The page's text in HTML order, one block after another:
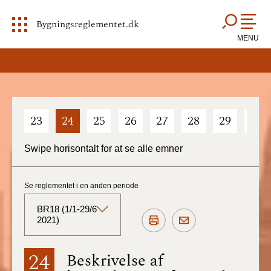
Bygningsreglementet.dk
MENU
23 24 25 26 27 28 29
Swipe horisontalt for at se alle emner
24 Beskrivelse af
Se reglementet i en anden periode
BR18 (1/1-29/6
2021)
BR18 (Aktuelt)